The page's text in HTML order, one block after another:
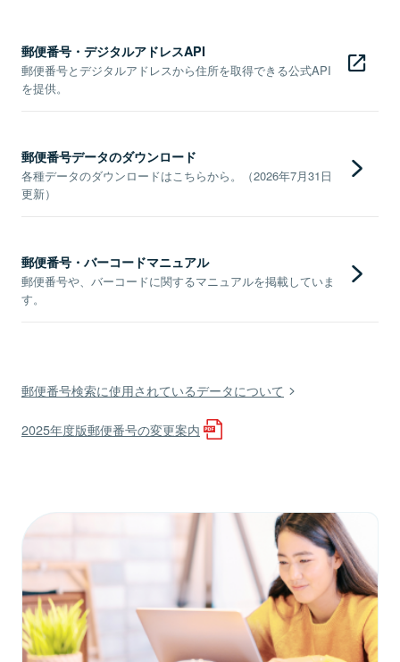
郵便番号・デジタルアドレスAPI
郵便番号とデジタルアドレスから住所を取得できる公式API
を提供。
郵便番号データのダウンロード
各種データのダウンロードはこちらから。（2026年7月31日
更新）
郵便番号・バーコードマニュアル
郵便番号や、バーコードに関するマニュアルを掲載していま
す。
郵便番号検索に使用されているデータについて
2025年度版郵便番号の変更案内